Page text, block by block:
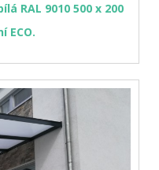
RAL 9010 500 x 200
ECO.